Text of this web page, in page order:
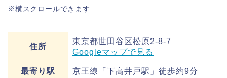
※横スクロールできます
住所
東京都世田谷区松原2-8-7
Googleマップで見る
最寄り駅 京王線「下高井戸駅」徒歩約9分